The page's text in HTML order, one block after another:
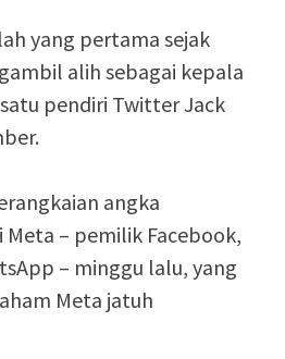
yang pertama sejak
alih sebagai kepala
pendiri Twitter Jack
angka
– pemilik Facebook,
– minggu lalu, yang
Meta jatuh